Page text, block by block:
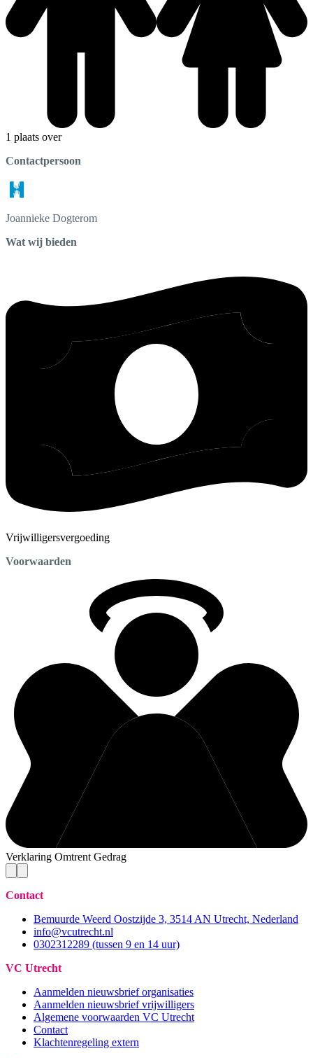
1 plaats over
Contactpersoon
Joannieke Dogterom
Wat wij bieden
Vrijwilligersvergoeding
Voorwaarden
Verklaring Omtrent Gedrag
Contact
Bemuurde Weerd Oostzijde 3, 3514 AN Utrecht, Nederland
info@vcutrecht.nl
0302312289 (tussen 9 en 14 uur)
VC Utrecht
Aanmelden nieuwsbrief organisaties
Aanmelden nieuwsbrief vrijwilligers
Algemene voorwaarden VC Utrecht
Contact
Klachtenregeling extern